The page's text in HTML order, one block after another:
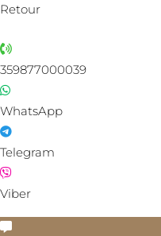
Retour
359877000039
WhatsApp
Telegram
Viber